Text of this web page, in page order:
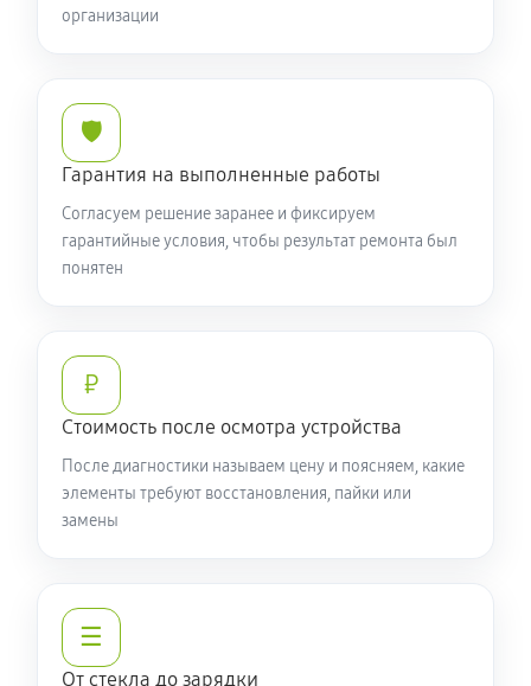
организации
🛡️
Гарантия на выполненные работы
Согласуем решение заранее и фиксируем
гарантийные условия, чтобы результат ремонта был
понятен
₽
Стоимость после осмотра устройства
После диагностики называем цену и поясняем, какие
элементы требуют восстановления, пайки или
замены
☰
От стекла до зарядки